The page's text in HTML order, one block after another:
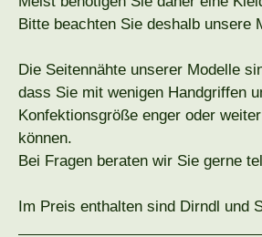
Bitte beachten Sie deshalb unsere
Die Seitennähte unserer Modelle
dass Sie mit wenigen Handgriffen
Konfektionsgröße enger oder
können.
Bei Fragen beraten wir Sie gerne
Im Preis enthalten sind Dirndl und